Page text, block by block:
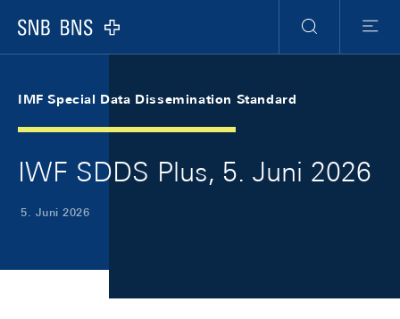
Logo
Suche
Menu
IMF Special Data Dissemination Standard
IWF SDDS Plus, 5. Juni 2026
5. Juni 2026